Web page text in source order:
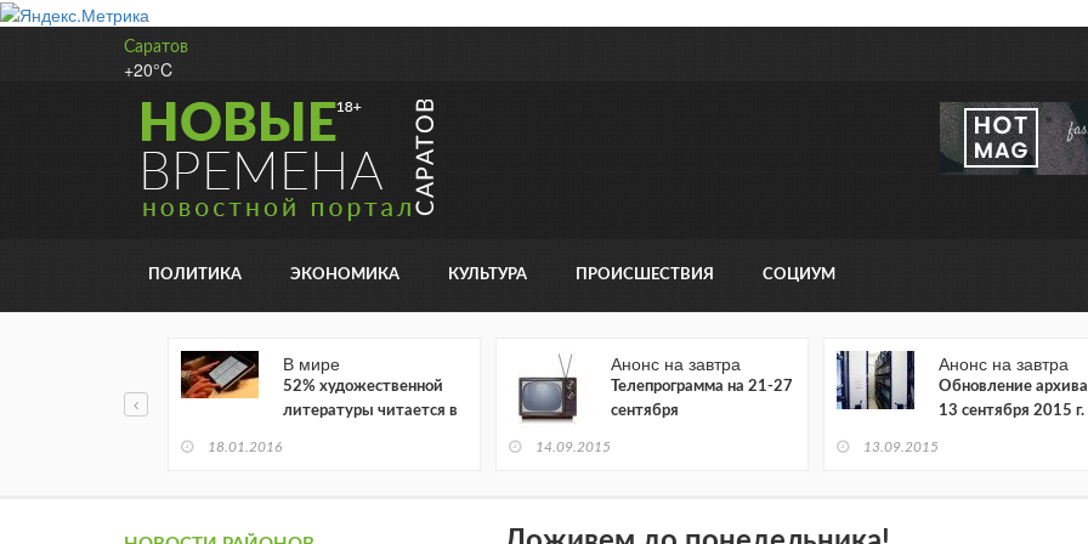
Саратов
+20°C
ПОЛИТИКА ЭКОНОМИКА КУЛЬТУРА ПРОИСШЕСТВИЯ СОЦИУМ
В мире
52% художественной
литературы читается в
18.01.2016
Анонс на завтра
Телепрограмма на 21-27
сентября
14.09.2015
Анонс на завтра
Обновление архива
13 сентября 2015 г.
13.09.2015